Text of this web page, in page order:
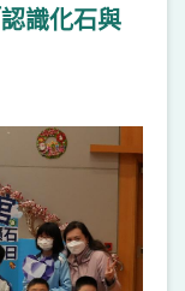
識化石與